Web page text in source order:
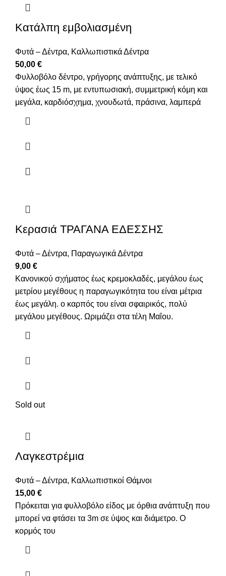
Κατάλπη εμβολιασμένη
Φυτά – Δέντρα, Καλλωπιστικά Δέντρα
50,00 €
Φυλλοβόλο δέντρο, γρήγορης ανάπτυξης, με τελικό
ύψος έως 15 m, με εντυπωσιακή, συμμετρική κόμη και
μεγάλα, καρδιόσχημα, χνουδωτά, πράσινα, λαμπερά
Κερασιά ΤΡΑΓΑΝΑ ΕΔΕΣΣΗΣ
Φυτά – Δέντρα, Παραγωγικά Δέντρα
9,00 €
Κανονικού σχήματος έως κρεμοκλαδές, μεγάλου έως
μετρίου μεγέθους η παραγωγικότητα του είναι μέτρια
έως μεγάλη. ο καρπός του είναι σφαιρικός, πολύ
μεγάλου μεγέθους. Ωριμάζει στα τέλη Μαΐου.
Sold out
Λαγκεστρέμια
Φυτά – Δέντρα, Καλλωπιστικοί Θάμνοι
15,00 €
Πρόκειται για φυλλοβόλο είδος με όρθια ανάπτυξη που
μπορεί να φτάσει τα 3m σε ύψος και διάμετρο. Ο
κορμός του